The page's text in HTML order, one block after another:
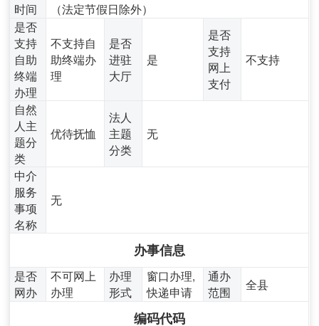
时间
（法定节假日除外）
是否
支持
自助
终端
办理
不支持自
助终端办
理
是否
进驻
大厅
是
是否
支持
网上
支付
不支持
自然
人主
题分
类
优待抚恤
法人
主题
分类
无
中介
服务
事项
名称
无
办事信息
是否
网办
不可网上
办理
办理
形式
窗口办理,
快递申请
通办
范围
全县
编码代码